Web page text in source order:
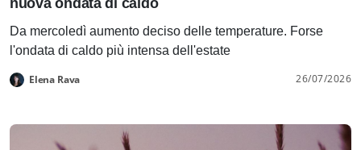
nuova ondata di caldo
Da mercoledì aumento deciso delle temperature. Forse
l'ondata di caldo più intensa dell'estate
Elena Rava 26/07/2026